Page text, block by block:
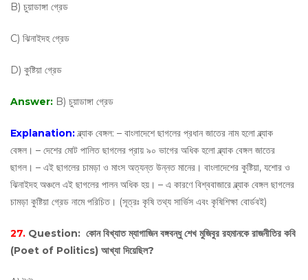
B) চুয়াডাঙ্গা গ্রেড
C) ঝিনাইদহ গ্রেড
D) কুষ্টিয়া গ্রেড
Answer: B) চুয়াডাঙ্গা গ্রেড
Explanation:ব্ল্যাক বেঙ্গল: – বাংলাদেশে ছাগলের প্রধান জাতের নাম হলো ব্ল্যাক
বেঙ্গল। – দেশের মোট পালিত ছাগলের প্রায় ৯০ ভাগের অধিক হলো ব্ল্যাক বেঙ্গল জাতের
ছাগল। – এই ছাগলের চামড়া ও মাংস অত্যন্ত উন্নত মানের। বাংলাদেশের কুষ্টিয়া, যশোর ও
ঝিনাইদহ অঞ্চলে এই ছাগলের পালন অধিক হয়। – এ কারণে বিশ্ববাজারে ব্ল্যাক বেঙ্গল ছাগলের
চামড়া কুষ্টিয়া গ্রেড নামে পরিচিত। (সূত্রঃ কৃষি তথ্য সার্ভিস এবং কৃষিশিক্ষা বোর্ডবই)
27. Question: কোন বিখ্যাত ম্যাগাজিন বঙ্গবন্ধু শেখ মুজিবুর রহমানকে রাজনীতির কবি
(Poet of Politics) আখ্যা দিয়েছিল?